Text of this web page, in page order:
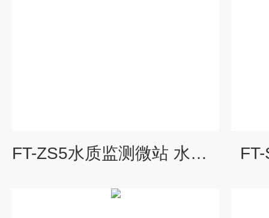
FT-ZS5水质监测微站 水质自动监测系统